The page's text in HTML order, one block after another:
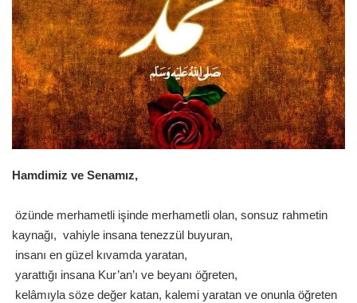
Hamdimiz ve Senamız,
 özünde merhametli işinde merhametli olan, sonsuz rahmetin
kaynağı,  vahiyle insana tenezzül buyuran,
 insanı en güzel kıvamda yaratan,
 yarattığı insana Kur’an’ı ve beyanı öğreten,
 kelâmıyla söze değer katan, kalemi yaratan ve onunla öğreten